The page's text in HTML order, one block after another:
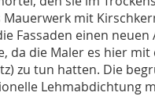
mit
Fassaden einen
da die Maler es hier
zu tun hatten. Die
Lehmabdichtung